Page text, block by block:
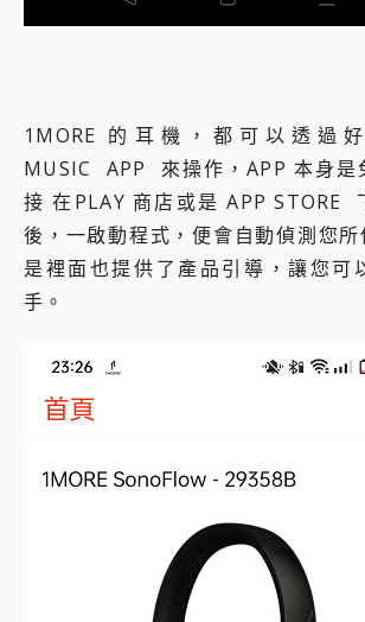
1MORE 的耳機，都可以透過
MUSIC APP 來操作，APP 本身是
接 在PLAY 商店或是 APP STORE
後，一啟動程式，便會自動偵測您
是裡面也提供了產品引導，讓您可
手。